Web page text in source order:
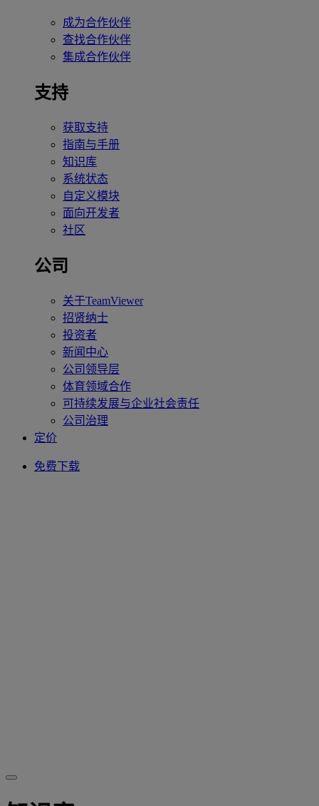
成为合作伙伴
查找合作伙伴
集成合作伙伴
支持
获取支持
指南与手册
知识库
系统状态
自定义模块
面向开发者
社区
公司
关于TeamViewer
招贤纳士
投资者
新闻中心
公司领导层
体育领域合作
可持续发展与企业社会责任
公司治理
定价
免费下载